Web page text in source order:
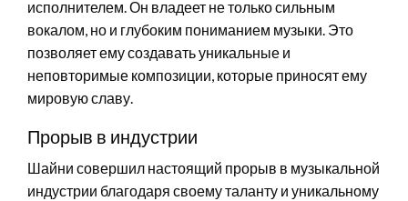
исполнителем. Он владеет не только сильным
вокалом, но и глубоким пониманием музыки. Это
позволяет ему создавать уникальные и
неповторимые композиции, которые приносят ему
мировую славу.
Прорыв в индустрии
Шайни совершил настоящий прорыв в музыкальной
индустрии благодаря своему таланту и уникальному